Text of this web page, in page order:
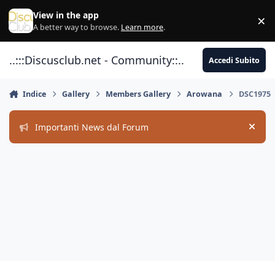
Vai al contenuto
View in the app
A better way to browse. Learn more. ×
..:::Discusclub.net - Community::.. Accedi Subito
Indice Gallery Members Gallery Arowana DSC1975
Importanti News dal Forum Hide